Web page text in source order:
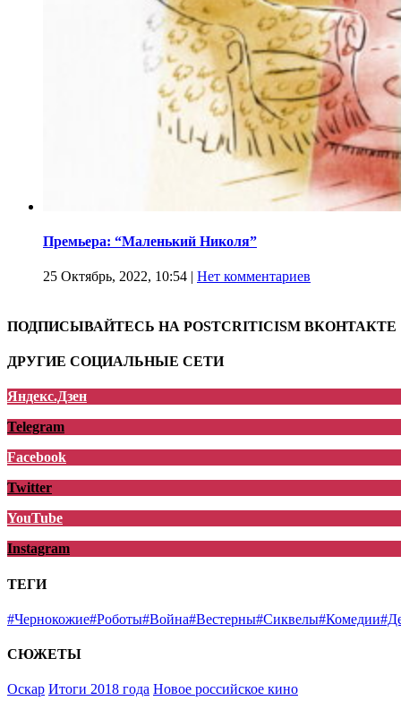
Премьера: “Маленький Николя”
25 Октябрь, 2022, 10:54 | Нет комментариев
ПОДПИСЫВАЙТЕСЬ НА POSTCRITICISM ВКОНТАКТЕ
ДРУГИЕ СОЦИАЛЬНЫЕ СЕТИ
Яндекс.Дзен
Telegram
Facebook
Twitter
YouTube
Instagram
ТЕГИ
#Чернокожие#Роботы#Война#Вестерны#Сиквелы#Комедии
СЮЖЕТЫ
Оскар Итоги 2018 года Новое российское кино